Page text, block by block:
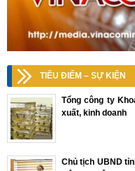
TIÊU ĐIỂM – SỰ KIỆN
Tổng công ty
xuất, kinh doanh
Chủ tịch UBND